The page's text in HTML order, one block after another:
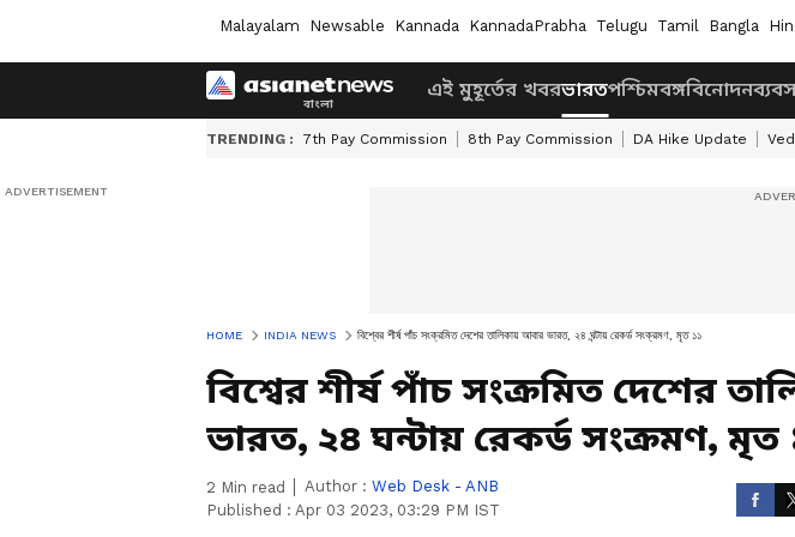
Malayalam Newsable Kannada KannadaPrabha Telugu Tamil Bangla
এই মুহূর্তের খবরভারতপশ্চিমবঙ্গবিনোদন
TRENDING : 7th Pay Commission 8th Pay Commission DA Hike Update
HOME INDIA NEWS বিশ্বের শীর্ষ পাঁচ সংক্রমিত দেশের তালিকায় আবার ভারত, ২৪ ঘন্টায় রেকর্ড সংক্রমণ, মৃত ১১
বিশ্বের শীর্ষ পাঁচ সংক্রমিত দেশের
ভারত, ২৪ ঘন্টায় রেকর্ড সংক্রমণ, মৃত
2 Min read Author : Web Desk - ANB
Published : Apr 03 2023, 03:29 PM IST